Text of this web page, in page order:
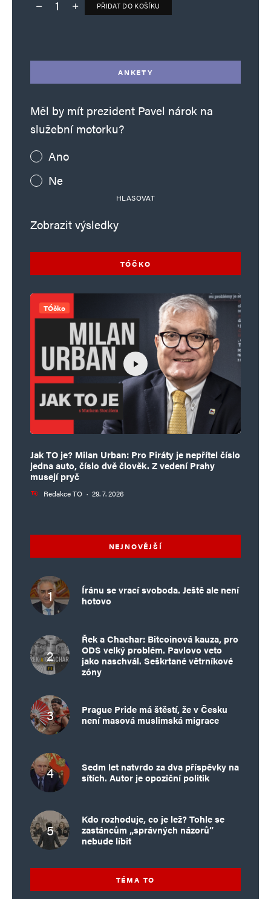
Deník TO – verze bez reklam množství
PŘIDAT DO KOŠÍKU
ANKETY
Měl by mít prezident Pavel nárok na
služební motorku?
Ano
Ne
HLASOVAT
Zobrazit výsledky
TÓČKO
TÓčko
Jak TO je? Milan Urban: Pro Piráty je nepřítel číslo
jedna auto, číslo dvě člověk. Z vedení Prahy
musejí pryč
Redakce TO · 29. 7. 2026
NEJNOVĚJŠÍ
Íránu se vrací svoboda. Ještě ale není
hotovo
Řek a Chachar: Bitcoinová kauza, pro
ODS velký problém. Pavlovo veto
jako naschvál. Seškrtané větrníkové
zóny
Prague Pride má štěstí, že v Česku
není masová muslimská migrace
Sedm let natvrdo za dva příspěvky na
sítích. Autor je opoziční politik
Kdo rozhoduje, co je lež? Tohle se
zastáncům „správných názorů“
nebude líbit
TÉMA TO